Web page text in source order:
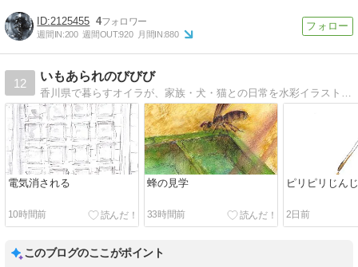
2125455 4
週間IN:200 週間OUT:920 月間IN:880
12
いもあられのびびび
電気消される
10時間前
蜂の見学
33時間前
ピリピリじん
2日前
このブログのここがポイント